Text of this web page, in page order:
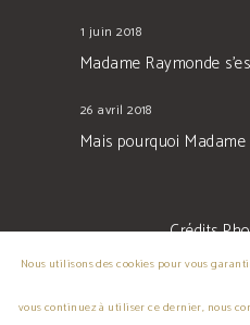
1 juin 2018
Madame Raymonde
26 avril 2018
Mais pourquoi
Crédits
Nous utilisons des cookies pour vous
vous continuez à utiliser ce dernier, nous